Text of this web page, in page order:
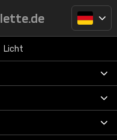
Licht